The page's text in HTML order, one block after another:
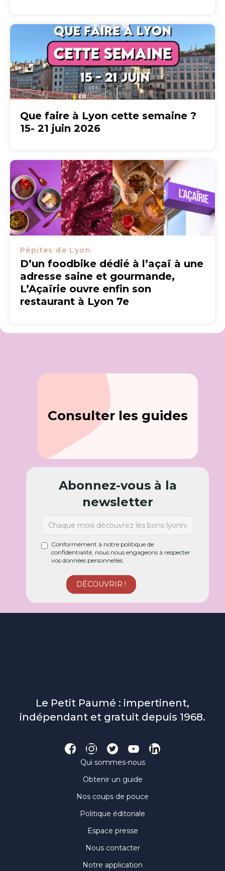
Que faire à Lyon cette semaine ?
15- 21 juin 2026
Pépites de Lyon
D’un foodbike dédié à l’açaï à une
adresse saine et gourmande,
L’Açaïrie ouvre enfin son
restaurant à Lyon 7e
Consulter les guides
Abonnez-vous à la
newsletter
Conformément à notre politique de
confidentialité, nous nous engageons à respecter
vos données personnelles.
Le Petit Paumé : impertinent,
indépendant et gratuit depuis 1968.
Qui sommes-nous
Obtenir un guide
Nos coups de pouce
Politique éditoriale
Espace presse
Nous contacter
Notre application